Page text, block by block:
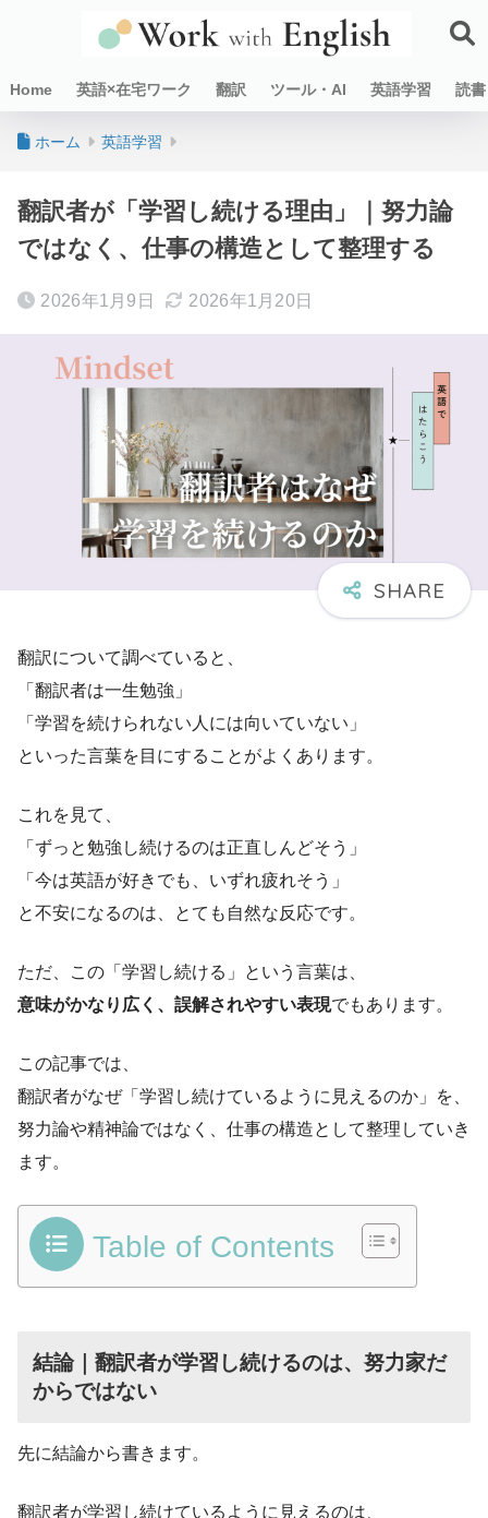
Home 英語×在宅ワーク 翻訳 ツール・AI 英語学習 読
ホーム 英語学習
翻訳者が「学習し続ける理由」｜努力論
ではなく、仕事の構造として整理する
2026年1月9日 2026年1月20日
翻訳について調べていると、
「翻訳者は一生勉強」
「学習を続けられない人には向いていない」
といった言葉を目にすることがよくあります。
これを見て、
「ずっと勉強し続けるのは正直しんどそう」
「今は英語が好きでも、いずれ疲れそう」
と不安になるのは、とても自然な反応です。
ただ、この「学習し続ける」という言葉は、
意味がかなり広く、誤解されやすい表現でもあります。
この記事では、
翻訳者がなぜ「学習し続けているように見えるのか」を、
努力論や精神論ではなく、仕事の構造として整理していき
ます。
Table of Contents
結論｜翻訳者が学習し続けるのは、努力家だ
からではない
先に結論から書きます。
翻訳者が学習し続けているように見えるのは、